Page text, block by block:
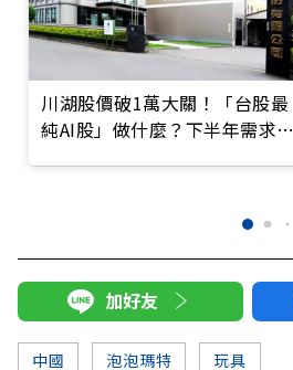
川湖股價破1萬大關！「台股最
純AI股」做什麼？下半年需求續
加好友
中國 泡泡瑪特 玩具